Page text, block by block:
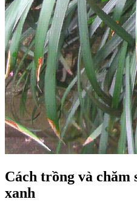
Cách trồng và chăm
xanh